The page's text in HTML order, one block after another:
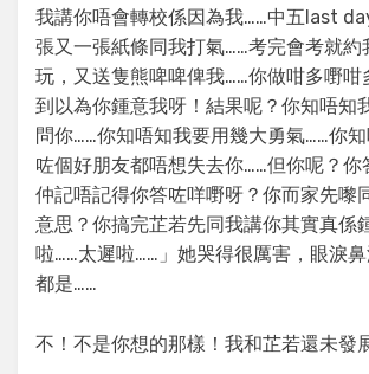
我講你唔會轉校係因為我……中五last
張又一張紙條同我打氣……考完會考就約
玩，又送隻熊啤啤俾我……你做咁多嘢咁
到以為你鍾意我呀！結果呢？你知唔知
問你……你知唔知我要用幾大勇氣……你
咗個好朋友都唔想失去你……但你呢？你
仲記唔記得你答咗咩嘢呀？你而家先嚟
意思？你搞完芷若先同我講你其實真係
啦……太遲啦……」她哭得很厲害，眼淚
都是……
不！不是你想的那樣！我和芷若還未發